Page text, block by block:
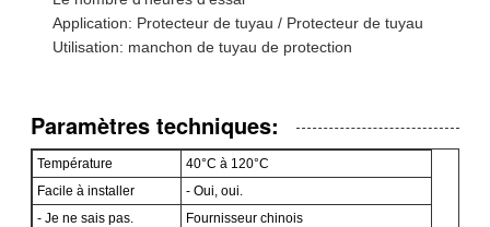
Application: Protecteur de tuyau / Protecteur de tuyau
Utilisation: manchon de tuyau de protection
Paramètres techniques:
Température
40°C à 120°C
Facile à installer
- Oui, oui.
- Je ne sais pas.
Fournisseur chinois